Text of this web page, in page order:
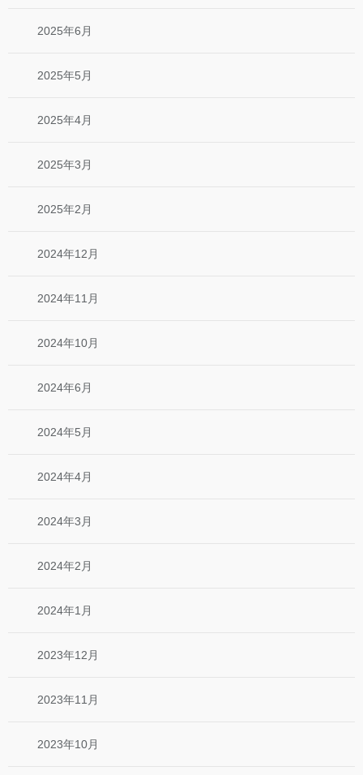
2025年6月
2025年5月
2025年4月
2025年3月
2025年2月
2024年12月
2024年11月
2024年10月
2024年6月
2024年5月
2024年4月
2024年3月
2024年2月
2024年1月
2023年12月
2023年11月
2023年10月